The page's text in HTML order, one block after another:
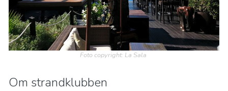
Foto copyright: La Sala
Om strandklubben